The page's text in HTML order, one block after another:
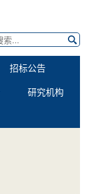
招标公告
研究机构